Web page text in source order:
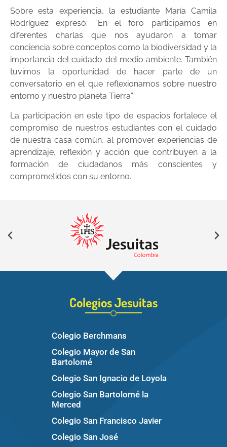
Sobre esta experiencia, la estudiante María Camila
Rodríguez expresó: “En el foro participamos en
diferentes charlas que nos ayudaron a tomar
conciencia sobre conceptos como la biodiversidad y la
importancia del cuidado del medio ambiente. También
tuvimos la oportunidad de hacer parte de un
conversatorio en el que reflexionamos sobre nuestro
entorno y nuestro planeta Tierra”.
La participación en este tipo de espacios fortalece el
compromiso de nuestros estudiantes con el cuidado
de nuestra casa común, al promover experiencias de
aprendizaje, reflexión y acción que contribuyen a la
formación de ciudadanos más conscientes y
comprometidos con su entorno.
Colegios Jesuitas
Colegio Berchmans
Colegio Mayor de San
Bartolomé
Colegio San Ignacio de Loyola
Colegio San Bartolomé la
Merced
Colegio San Francisco Javier
Colegio San José